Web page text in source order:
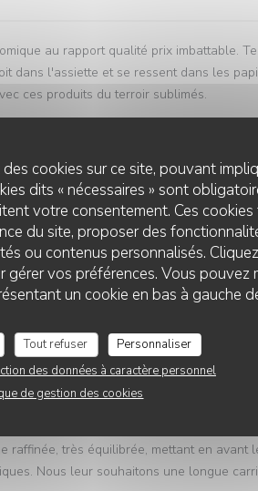
cookies sur ce site, pouvant
dits « nécessaires » sont
votre consentement. Ces
du site, proposer des
ou contenus personnalisés.
gérer vos préférences. Vous
un cookie en bas à gauche
Tout refuser
Personnaliser
des données à caractère personnel
de gestion des cookies
au rapport qualité prix imbattable.
dans l'assiette et se ressent dans les
ces produits du terroir sublimés.
: 5/5 Ambiance: 5/5 Cuisine : 5/5 Qualité / Prix
/5 Ambiance: Cuisine: 5/5 Qualité / Prix
est une région que nous aimons
arrivés un peu en retard malgré un
raffinée, très équilibrée, mettant en avant
Nous leur souhaitons une longue
DU TRIEVES